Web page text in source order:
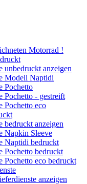
Motorrad !
unbedruckt anzeigen
Modell Naptidi
Pochetto
Pochetto - gestreift
Pochetto eco
bedruckt anzeigen
Napkin Sleeve
Naptidi bedruckt
Pochetto bedruckt
Pochetto eco bedruckt
anzeigen